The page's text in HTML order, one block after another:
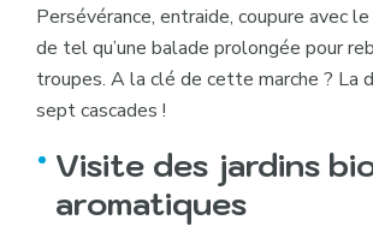
Persévérance, entraide, coupure avec
de tel qu’une balade prolongée pour
troupes. A la clé de cette marche ? La
sept cascades !
Visite des jardins
aromatiques